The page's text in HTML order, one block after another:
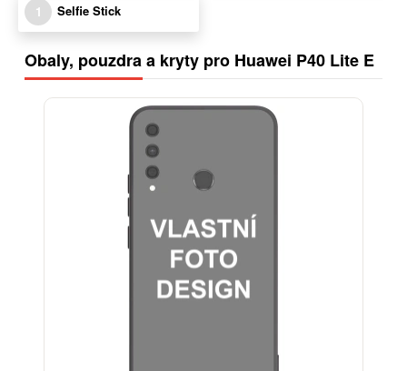
1 Selfie Stick
Obaly, pouzdra a kryty pro Huawei P40 Lite E